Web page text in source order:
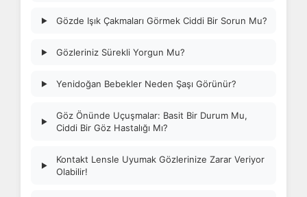
▶ Gözde Işık Çakmaları Görmek Ciddi Bir Sorun Mu?
▶ Gözleriniz Sürekli Yorgun Mu?
▶ Yenidoğan Bebekler Neden Şaşı Görünür?
▶
Göz Önünde Uçuşmalar: Basit Bir Durum Mu,
Ciddi Bir Göz Hastalığı Mı?
▶
Kontakt Lensle Uyumak Gözlerinize Zarar Veriyor
Olabilir!